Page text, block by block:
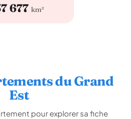
677 km²
du Grand
Est
pour explorer sa fiche